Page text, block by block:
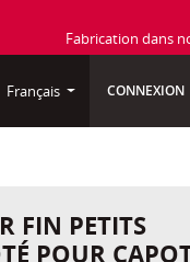
Fabrication dans
Français CONNEXION
FIN PETITS
POUR